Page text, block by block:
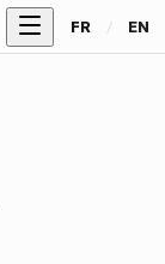
FR / EN